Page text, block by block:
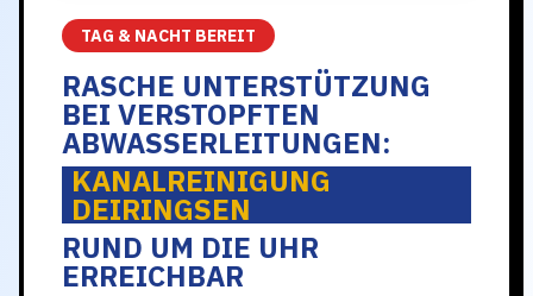
TAG & NACHT BEREIT
RASCHE UNTERSTÜTZUNG
BEI VERSTOPFTEN
ABWASSERLEITUNGEN:
KANALREINIGUNG
DEIRINGSEN
RUND UM DIE UHR
ERREICHBAR